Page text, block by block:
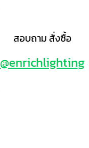
สอบถาม สั่งซื้อ
@enrichlighting